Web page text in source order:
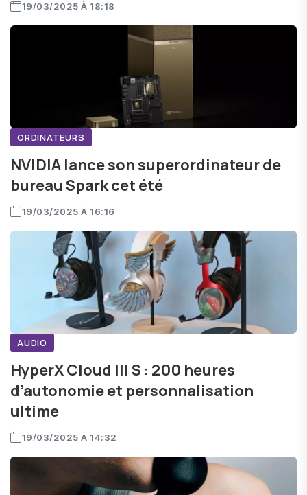
19/03/2025 À 18:18
ORDINATEURS
NVIDIA lance son superordinateur de
bureau Spark cet été
19/03/2025 À 16:16
AUDIO
HyperX Cloud III S : 200 heures
d’autonomie et personnalisation
ultime
19/03/2025 À 14:32